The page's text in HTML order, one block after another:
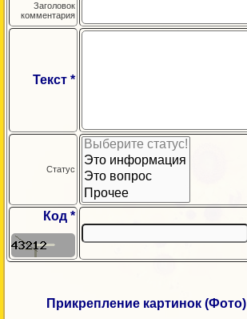
Заголовок
комментария
Текст *
Статус
Код *
Прикрепление картинок (Фото)